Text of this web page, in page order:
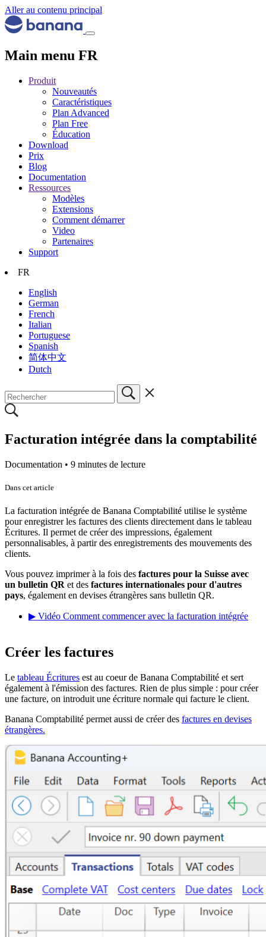
Aller au contenu principal
Main menu FR
Produit
Nouveautés
Caractéristiques
Plan Advanced
Plan Free
Éducation
Download
Prix
Blog
Documentation
Ressources
Modèles
Extensions
Comment démarrer
Video
Partenaires
Support
FR
English
German
French
Italian
Portuguese
Spanish
简体中文
Dutch
Facturation intégrée dans la comptabilité
Documentation • 9 minutes de lecture
Dans cet article
La facturation intégrée de Banana Comptabilité utilise le système
pour enregistrer les factures des clients directement dans le tableau
Écritures. Il permet de créer des impressions, également
personnalisables, à partir des enregistrements des mouvements des
clients.
Vous pouvez imprimer à la fois des factures pour la Suisse avec
un bulletin QR et des factures internationales pour d'autres
pays, également en devises étrangères sans bulletin QR.
▶ Vidéo Comment commencer avec la facturation intégrée
Créer les factures
Le tableau Écritures est au coeur de Banana Comptabilité et sert
également à l'émission des factures. Rien de plus simple : pour créer
une facture, on introduit une écriture normale qui facture le client.
Banana Comptabilité permet aussi de créer des factures en devises
étrangères.